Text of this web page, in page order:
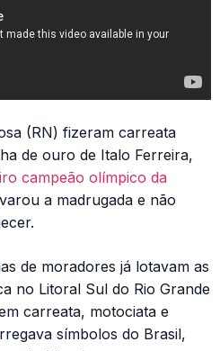
(RN) fizeram carreata
de ouro de Italo Ferreira,
campeão olímpico da
a madrugada e não
de moradores já lotavam as
no Litoral Sul do Rio Grande
carreata, motociata e
símbolos do Brasil,